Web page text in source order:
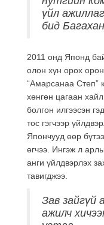
үйл
бид
2011 онд Японд
олон хүн орох
“Амарсанаа Степ”
хөнгөн цагаан
болгон илгээсэн
тос гэгчээр
Япончууд өөр
өгчээ. Ингэж л
анги үйлдвэрлэх
тавигджээ.
Зав зайгүй
ажилч